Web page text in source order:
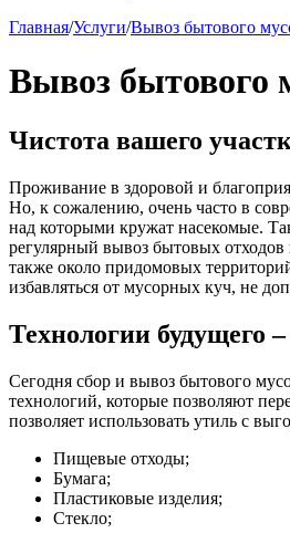
Главная/Услуги/Вывоз бытового
Вывоз
Чистота вашего
Проживание в здоровой и
Но, к сожалению, очень часто в
над которыми кружат насекомые.
регулярный вывоз бытовых отходов
также около придомовых
избавляться от мусорных куч, не
Технологии будущего
Сегодня сбор и вывоз бытового
технологий, которые позволяют
позволяет использовать утиль с
Пищевые отходы;
Бумага;
Пластиковые изделия;
Стекло;